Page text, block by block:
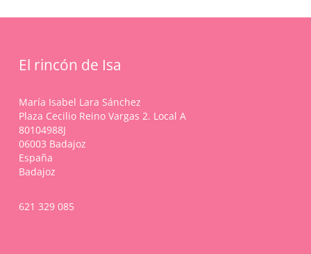
El rincón de Isa
María Isabel Lara Sánchez
Plaza Cecilio Reino Vargas 2. Local A
80104988J
06003 Badajoz
España
Badajoz
621 329 085